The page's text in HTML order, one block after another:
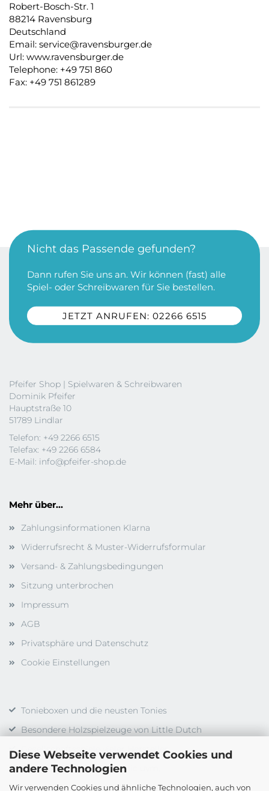
Diese Webseite verwendet Cookies und
andere Technologien
Wir verwenden Cookies und ähnliche Technologien, auch von
Robert-Bosch-Str. 1
88214 Ravensburg
Deutschland
Email: service@ravensburger.de
Url: www.ravensburger.de
Telephone: +49 751 860
Fax: +49 751 861289
Nicht das Passende gefunden?
Dann rufen Sie uns an. Wir können (fast) alle
Spiel- oder Schreibwaren für Sie bestellen.
JETZT ANRUFEN: 02266 6515
Pfeifer Shop | Spielwaren & Schreibwaren
Dominik Pfeifer
Hauptstraße 10
51789 Lindlar
Telefon: +49 2266 6515
Telefax: +49 2266 6584
E-Mail: info@pfeifer-shop.de
Mehr über...
Zahlungsinformationen Klarna
Widerrufsrecht & Muster-Widerrufsformular
Versand- & Zahlungsbedingungen
Sitzung unterbrochen
Impressum
AGB
Privatsphäre und Datenschutz
Cookie Einstellungen
Tonieboxen und die neusten Tonies
Besondere Holzspielzeuge von Little Dutch
Gesellschaftsspiele vieler Hersteller
Duplo, LEGO, LEGO Technic uvm.